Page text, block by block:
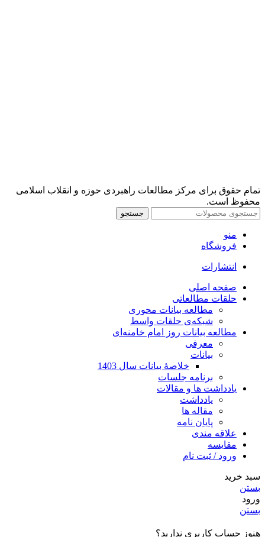
تمام حقوق برای مرکز مطالعات راهبردی حوزه و انقلاب اسلامی
محفوظ است.
جستجو
منو
فروشگاه
انتشارات
صفحه اصلی
حلقات مطالعاتی
مطالعه بیانات محوری
شبکه‌ی حلقات واسط
مطالعه بیانات روز امام خامنه‌ای
معرفی
بیانات
خلاصۀ بیانات سال 1403
برنامه جلسات
یادداشت ها و مقالات
یادداشت
مقاله ها
پایان نامه
علاقه مندی
مقایسه
ورود / ثبت نام
سبد خرید
بستن
ورود
بستن
هنوز حساب کاربری ندارید؟